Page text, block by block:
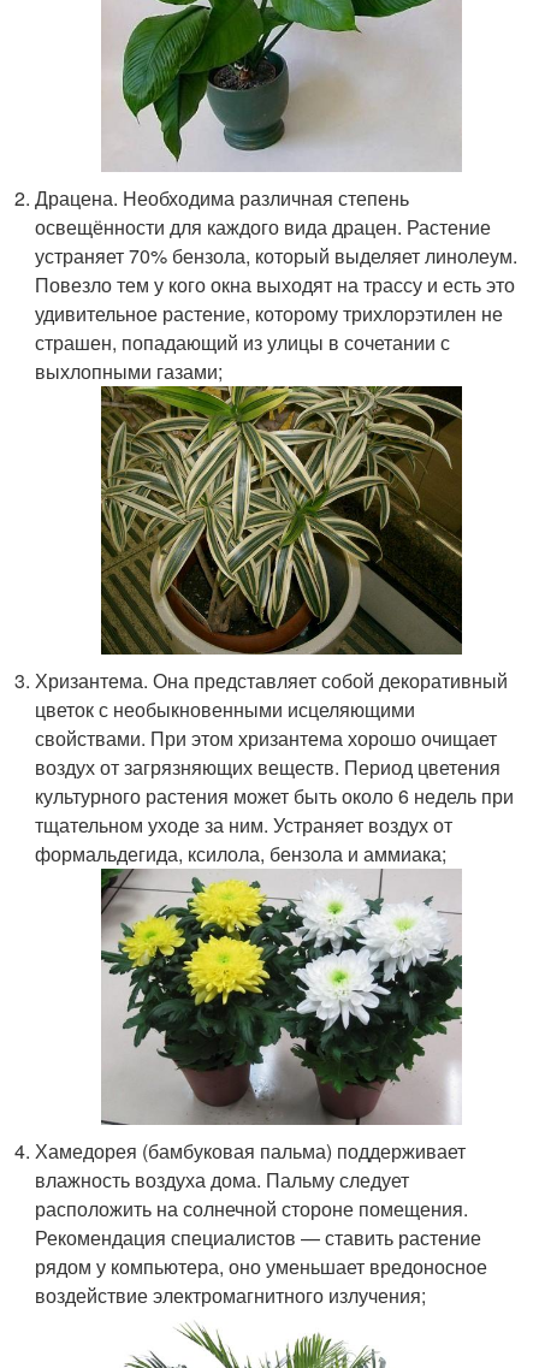
Драцена. Необходима различная степень
освещённости для каждого вида драцен. Растение
устраняет 70% бензола, который выделяет линолеум.
Повезло тем у кого окна выходят на трассу и есть это
удивительное растение, которому трихлорэтилен не
страшен, попадающий из улицы в сочетании с
выхлопными газами;
Хризантема. Она представляет собой декоративный
цветок с необыкновенными исцеляющими
свойствами. При этом хризантема хорошо очищает
воздух от загрязняющих веществ. Период цветения
культурного растения может быть около 6 недель при
тщательном уходе за ним. Устраняет воздух от
формальдегида, ксилола, бензола и аммиака;
Хамедорея (бамбуковая пальма) поддерживает
влажность воздуха дома. Пальму следует
расположить на солнечной стороне помещения.
Рекомендация специалистов — ставить растение
рядом у компьютера, оно уменьшает вредоносное
воздействие электромагнитного излучения;